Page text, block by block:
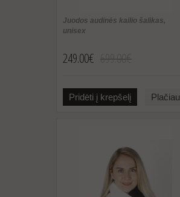
Juodos audinės kailio šalikas,
unisex
249.00€
Pridėti į krepšelį Plačiau